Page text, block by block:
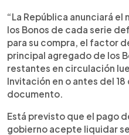
“La República anunciará
los Bonos de cada serie
para su compra, el factor
principal agregado de los
restantes en circulación
Invitación en o antes del
documento.
Está previsto que el pago
gobierno acepte liquidar